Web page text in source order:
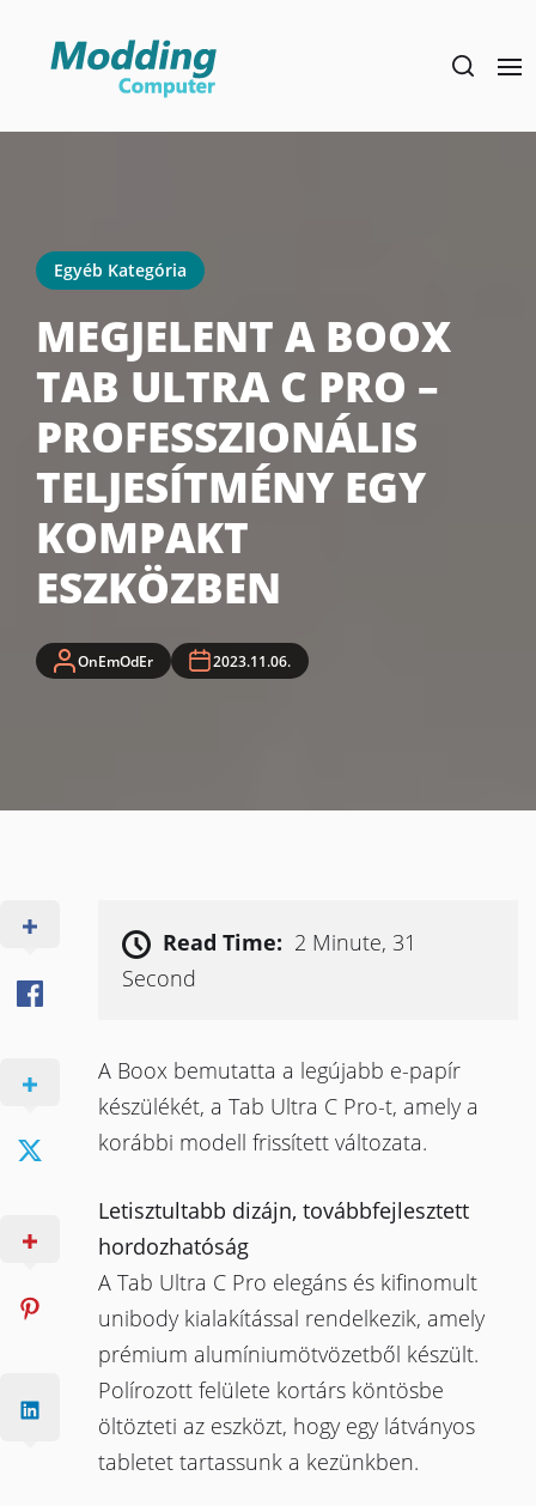
Egyéb Kategória
MEGJELENT A BOOX
TAB ULTRA C PRO –
PROFESSZIONÁLIS
TELJESÍTMÉNY EGY
KOMPAKT
ESZKÖZBEN
OnEmOdEr 2023.11.06.
Read Time: 2 Minute, 31
Second
A Boox bemutatta a legújabb e-papír
készülékét, a Tab Ultra C Pro-t, amely a
korábbi modell frissített változata.
Letisztultabb dizájn, továbbfejlesztett
hordozhatóság
A Tab Ultra C Pro elegáns és kifinomult
unibody kialakítással rendelkezik, amely
prémium alumíniumötvözetből készült.
Polírozott felülete kortárs köntösbe
öltözteti az eszközt, hogy egy látványos
tabletet tartassunk a kezünkben.